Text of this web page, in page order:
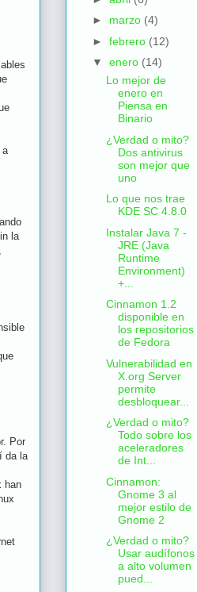
a
la
Por
da la
han
► marzo (4)
► febrero (12)
▼ enero (14)
Lo mejor de
enero en
Piensa en
Binario
¿Verdad o mito?
Dos antivirus
son mejor que
uno
Lo que nos trae
KDE SC 4.8.0
Instalar Java 7 -
JRE (Java
Runtime
Environment)
+...
Cinnamon 1.2
disponible en
los repositorios
de Fedora
Vulnerabilidad en
X.org Server
permite
desbloquear...
¿Verdad o mito?
Todo sobre los
aceleradores
de Int...
Cinnamon:
Gnome 3 al
mejor estilo de
Gnome 2
¿Verdad o mito?
Usar audífonos
a alto volumen
pued...